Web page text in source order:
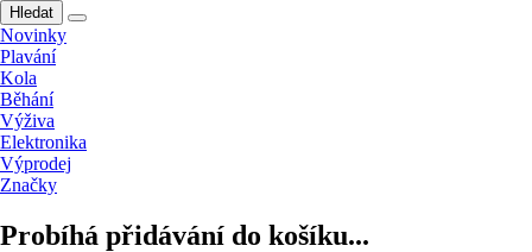
Hledat
Novinky
Plavání
Kola
Běhání
Výživa
Elektronika
Výprodej
Značky
Probíhá přidávání do košíku...